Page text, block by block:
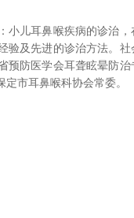
小儿耳鼻喉疾病的诊治
验及先进的诊治方法。
预防医学会耳聋眩晕防
市耳鼻喉科协会常委。